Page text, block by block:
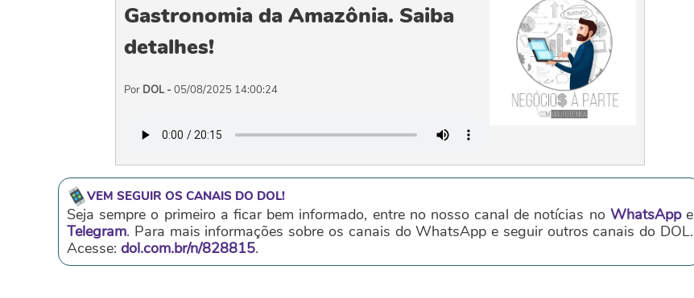
Gastronomia da Amazônia. Saiba
detalhes!
Por DOL - 05/08/2025 14:00:24
VEM SEGUIR OS CANAIS DO DOL!
Seja sempre o primeiro a ficar bem informado, entre no nosso canal de notícias no WhatsAppe
Telegram. Para mais informações sobre os canais do WhatsApp e seguir outros canais do DOL.
Acesse: dol.com.br/n/828815.